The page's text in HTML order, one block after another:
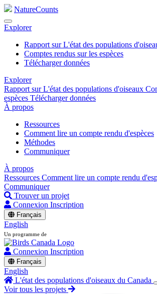
NatureCounts
Explorer
Rapport sur L'état des populations
Comptes rendus sur les espèces
Télécharger données
Explorer
Rapport sur L'état des populations d'oiseaux
espèces Télécharger données
À propos
Ressources
Comment lire un compte rendu d'espèces
Méthodes
Communiquer
À propos
Ressources Comment lire un compte rendu
Communiquer
Trouver un projet
Connexion Inscription
Français
English
Un programme de
Connexion Inscription
Français
English
L'état des populations d'oiseaux du Canada
Voir tous les projets